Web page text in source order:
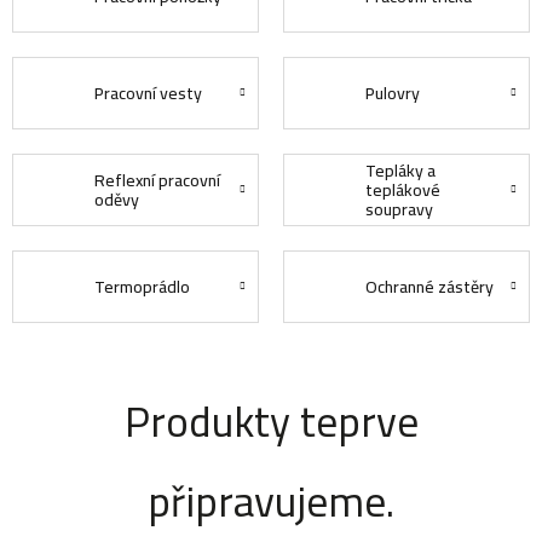
Pracovní vesty Pulovry
Reflexní pracovní
oděvy
Tepláky a
teplákové
soupravy
Termoprádlo Ochranné zástěry
Produkty teprve
připravujeme.